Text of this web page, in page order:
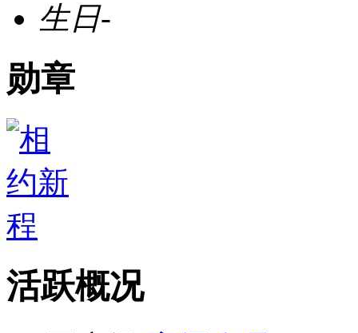
生日-
勋章
活跃概况